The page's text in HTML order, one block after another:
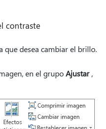
contraste
que desea cambiar el brillo.
en el grupoAjustar,